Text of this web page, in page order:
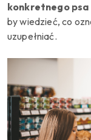
konkretnego psa
by wiedzieć, co
uzupełniać.